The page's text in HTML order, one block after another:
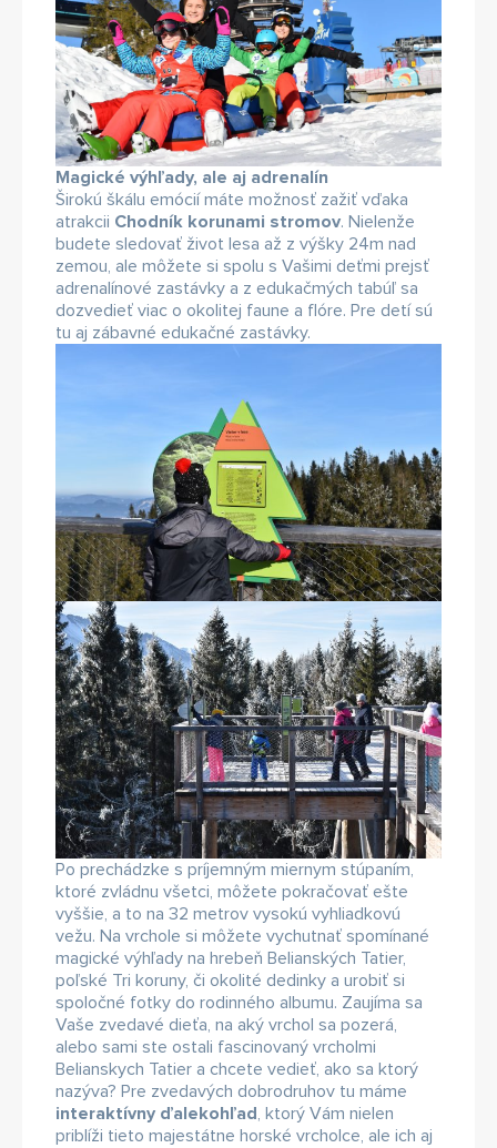
Magické výhľady, ale aj adrenalín
Širokú škálu emócií máte možnosť zažiť vďaka
atrakcii Chodník korunami stromov. Nielenže
budete sledovať život lesa až z výšky 24m nad
zemou, ale môžete si spolu s Vašimi deťmi prejsť
adrenalínové zastávky a z edukačmých tabúľ sa
dozvedieť viac o okolitej faune a flóre. Pre detí sú
tu aj zábavné edukačné zastávky.
Po prechádzke s príjemným miernym stúpaním,
ktoré zvládnu všetci, môžete pokračovať ešte
vyššie, a to na 32 metrov vysokú vyhliadkovú
vežu. Na vrchole si môžete vychutnať spomínané
magické výhľady na hrebeň Belianských Tatier,
poľské Tri koruny, či okolité dedinky a urobiť si
spoločné fotky do rodinného albumu. Zaujíma sa
Vaše zvedavé dieťa, na aký vrchol sa pozerá,
alebo sami ste ostali fascinovaný vrcholmi
Belianskych Tatier a chcete vedieť, ako sa ktorý
nazýva? Pre zvedavých dobrodruhov tu máme
interaktívny ďalekohľad , ktorý Vám nielen
priblíži tieto majestátne horské vrcholce, ale ich aj